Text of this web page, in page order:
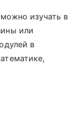
изучать в
или
в